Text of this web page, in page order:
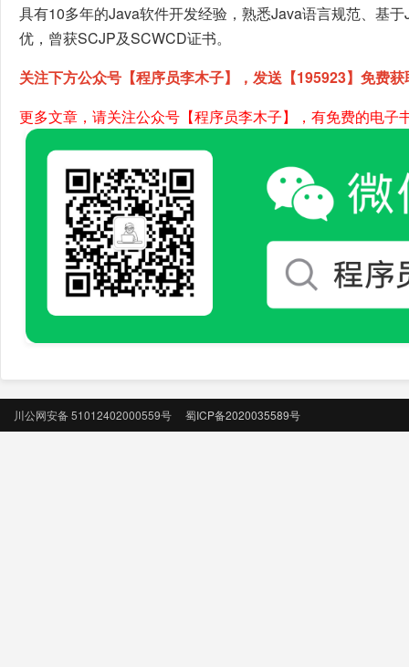
具有10多年的Java软件开发经验，熟悉Java语言规范、基
优，曾获SCJP及SCWCD证书。
关注下方公众号【程序员李木子】，发送【195923】免费获
更多文章，请关注公众号【程序员李木子】，有免费的电子
川公网安备 51012402000559号 蜀ICP备2020035589号